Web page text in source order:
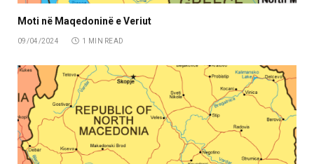
Moti në Maqedoninë e Veriut
09/04/2024 1 MIN READ